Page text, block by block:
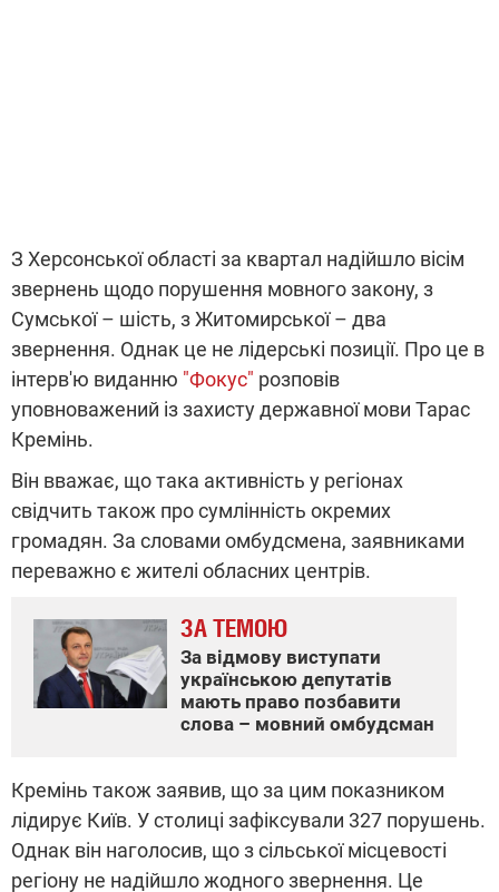
З Херсонської області за квартал надійшло вісім
звернень щодо порушення мовного закону, з
Сумської – шість, з Житомирської – два
звернення. Однак це не лідерські позиції. Про це в
інтерв'ю виданню "Фокус" розповів
уповноважений із захисту державної мови Тарас
Кремінь.
Він вважає, що така активність у регіонах
свідчить також про сумлінність окремих
громадян. За словами омбудсмена, заявниками
переважно є жителі обласних центрів.
ЗА ТЕМОЮ
За відмову виступати
українською депутатів
мають право позбавити
слова – мовний омбудсман
Кремінь також заявив, що за цим показником
лідирує Київ. У столиці зафіксували 327 порушень.
Однак він наголосив, що з сільської місцевості
регіону не надійшло жодного звернення. Це